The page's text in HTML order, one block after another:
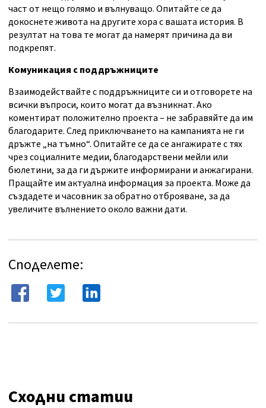
част от нещо голямо и вълнуващо. Опитайте се да
докоснете живота на другите хора с вашата история. В
резултат на това те могат да намерят причина да ви
подкрепят.
Комуникация с поддръжниците
Взаимодействайте с поддръжниците си и отговорете на
всички въпроси, които могат да възникнат. Ако
коментират положително проекта – не забравяйте да им
благодарите. След приключването на кампанията не ги
дръжте „на тъмно“. Опитайте се да се ангажирате с тях
чрез социалните медии, благодарствени мейли или
бюлетини, за да ги държите информирани и анжагирани.
Пращайте им актуална информация за проекта. Може да
създадете и часовник за обратно отброяване, за да
увеличите вълнението около важни дати.
Споделете:
Сходни статии